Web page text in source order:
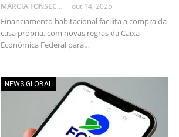
MARCIA FONSECA - FINANCIAL CONSULTANT out 14, 2025
Financiamento habitacional facilita a compra da
casa própria, com novas regras da Caixa
Econômica Federal para…
NEWS GLOBAL